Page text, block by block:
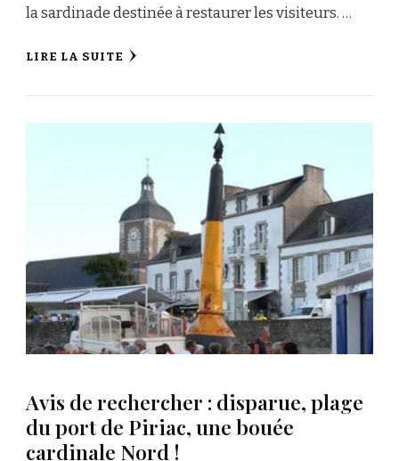
la sardinade destinée à restaurer les visiteurs. …
LIRE LA SUITE
Avis de rechercher : disparue, plage
du port de Piriac, une bouée
cardinale Nord !